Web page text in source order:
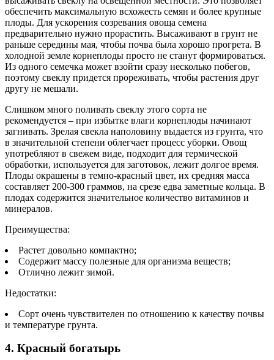
обеспечить максимальную всхожесть семян и более крупные
плоды. Для ускорения созревания овоща семена
предварительно нужно прорастить. Высаживают в грунт не
раньше середины мая, чтобы почва была хорошо прогрета. В
холодной земле корнеплоды просто не станут формироваться.
Из одного семечка может взойти сразу несколько побегов,
поэтому свеклу придется прореживать, чтобы растения друг
другу не мешали.
Слишком много поливать свеклу этого сорта не
рекомендуется – при избытке влаги корнеплоды начинают
загнивать. Зрелая свекла наполовину выдается из грунта, что
в значительной степени облегчает процесс уборки. Овощ
употребляют в свежем виде, подходит для термической
обработки, используется для заготовок, лежит долгое время.
Плоды окрашены в темно-красный цвет, их средняя масса
составляет 200-300 граммов, на срезе едва заметные кольца. В
плодах содержится значительное количество витаминов и
минералов.
Преимущества:
Растет довольно компактно;
Содержит массу полезные для организма веществ;
Отлично лежит зимой.
Недостатки:
Сорт очень чувствителен по отношению к качеству почвы
и температуре грунта.
4. Красный богатырь